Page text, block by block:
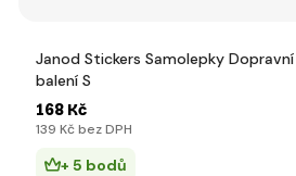
Janod Stickers Samolepky
balení S
168 Kč
139 Kč bez DPH
+ 5 bodů